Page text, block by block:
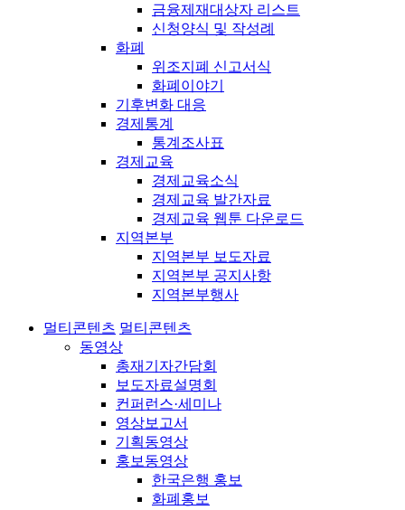
금융제재대상자 리스트
신청양식 및 작성례
화폐
위조지폐 신고서식
화폐이야기
기후변화 대응
경제통계
통계조사표
경제교육
경제교육소식
경제교육 발간자료
경제교육 웹툰 다운로드
지역본부
지역본부 보도자료
지역본부 공지사항
지역본부행사
멀티콘텐츠 멀티콘텐츠
동영상
총재기자간담회
보도자료설명회
컨퍼런스·세미나
영상보고서
기획동영상
홍보동영상
한국은행 홍보
화폐홍보